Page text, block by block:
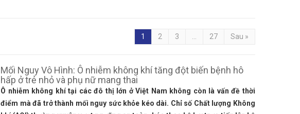
1 2 3 27 Sau »
Mối Nguy Vô Hình: Ô nhiễm không khí tăng đột biến bệnh hô
hấp ở trẻ nhỏ và phụ nữ mang thai
Ô nhiễm không khí tại các đô thị lớn ở Việt Nam không còn là vấn đề thời
điểm mà đã trở thành mối nguy sức khỏe kéo dài. Chỉ số Chất lượng Không